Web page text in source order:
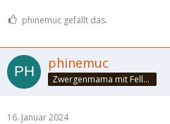
phinemuc gefällt das.
phinemuc
Zwergenmama mit Fellnasen
16. Januar 2024